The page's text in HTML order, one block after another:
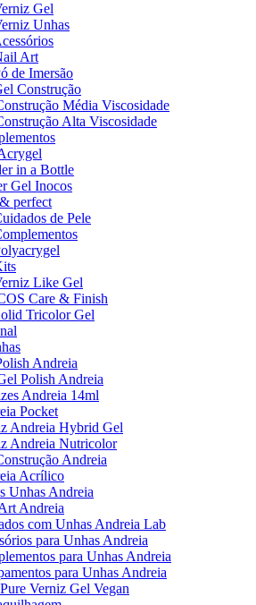
Gel
Unhas
Art
de Imersão
Construção
Média Viscosidade
Alta Viscosidade
in a Bottle
Gel Inocos
perfect
de Pele
Like Gel
Care & Finish
Tricolor Gel
Andreia
Polish Andreia
Andreia 14ml
Pocket
Andreia Hybrid Gel
Andreia Nutricolor
Andreia
Acrílico
Unhas Andreia
Andreia
com Unhas Andreia Lab
para Unhas Andreia
para Unhas Andreia
para Unhas Andreia
Verniz Gel Vegan